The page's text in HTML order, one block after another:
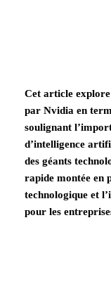
Cet article explore
par Nvidia en
soulignant
d’intelligence
des géants
rapide montée en
technologique et
pour les